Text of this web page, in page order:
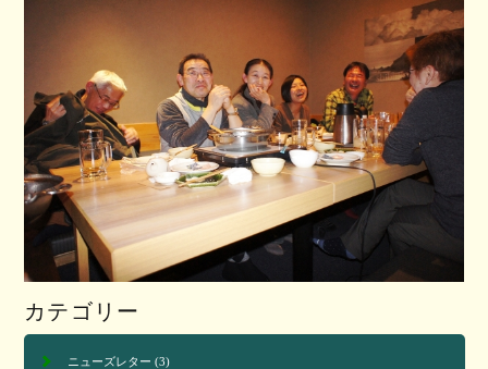
カテゴリー
ニューズレター (3)